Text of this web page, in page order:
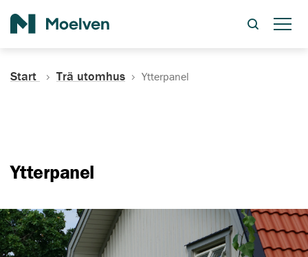
Start Trä utomhus Ytterpanel
Ytterpanel